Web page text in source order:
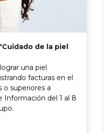
de la piel
una piel
facturas en el
o superiores a
del 1 al 8